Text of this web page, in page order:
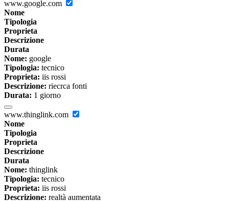
www.google.com
Nome
Tipologia
Proprieta
Descrizione
Durata
Nome: google
Tipologia: tecnico
Proprieta: iis rossi
Descrizione: riecrca fonti
Durata: 1 giorno
www.thinglink.com
Nome
Tipologia
Proprieta
Descrizione
Durata
Nome: thinglink
Tipologia: tecnico
Proprieta: iis rossi
Descrizione: realtà aumentata